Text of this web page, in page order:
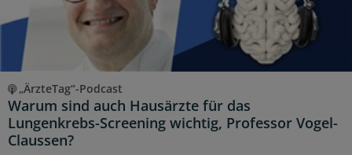
„ÄrzteTag“-Podcast
Warum sind auch Hausärzte für das
Lungenkrebs-Screening wichtig, Professor Vogel-
Claussen?